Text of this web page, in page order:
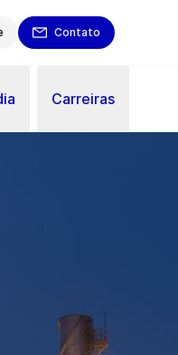
Contato
Carreiras